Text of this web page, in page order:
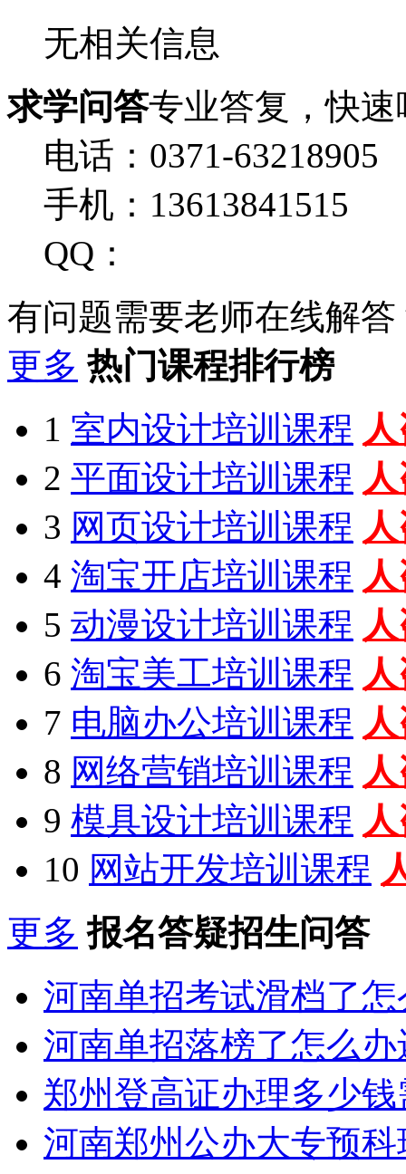
无相关信息
求学问答专业答复，快速
电话：0371-63218905
手机：13613841515
QQ：
有问题需要老师在线解答
更多 热门课程排行榜
1 室内设计培训课程
2 平面设计培训课程
3 网页设计培训课程
4 淘宝开店培训课程
5 动漫设计培训课程
6 淘宝美工培训课程
7 电脑办公培训课程
8 网络营销培训课程
9 模具设计培训课程
10 网站开发培训课程
更多 报名答疑招生问答
河南单招考试滑档了
河南单招落榜了怎么
郑州登高证办理多少
河南郑州公办大专预